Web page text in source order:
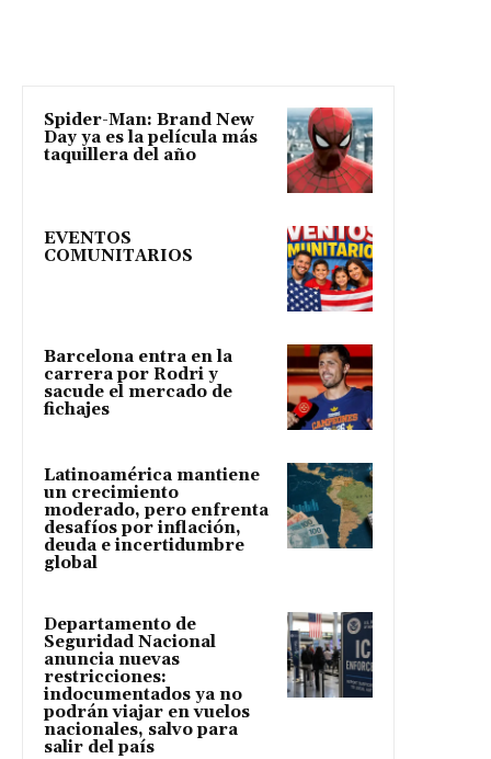
Spider-Man: Brand New
Day ya es la película más
taquillera del año
EVENTOS
COMUNITARIOS
Barcelona entra en la
carrera por Rodri y
sacude el mercado de
fichajes
Latinoamérica mantiene
un crecimiento
moderado, pero enfrenta
desafíos por inflación,
deuda e incertidumbre
global
Departamento de
Seguridad Nacional
anuncia nuevas
restricciones:
indocumentados ya no
podrán viajar en vuelos
nacionales, salvo para
salir del país